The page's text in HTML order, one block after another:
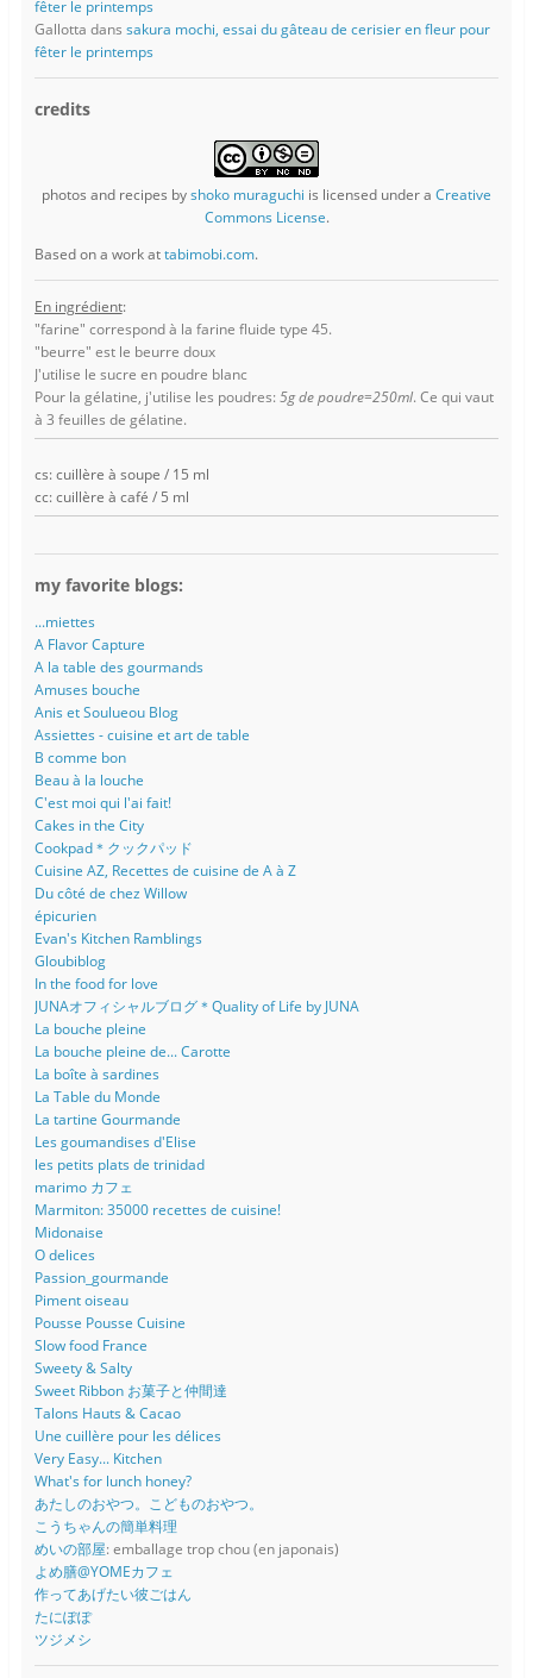
fêter le printemps
Gallotta dans sakura mochi, essai du gâteau de cerisier en fleur pour
fêter le printemps
credits
photos and recipes byshoko muraguchi is licensed under a Creative
Commons License.
Based on a work attabimobi.com.
En ingrédient:
"farine" correspond à la farine fluide type 45.
"beurre" est le beurre doux
J'utilise le sucre en poudre blanc
Pour la gélatine, j'utilise les poudres: 5g de poudre=250ml. Ce qui vaut
à 3 feuilles de gélatine.
cs: cuillère à soupe / 15 ml
cc: cuillère à café / 5 ml
my favorite blogs:
...miettes
A Flavor Capture
A la table des gourmands
Amuses bouche
Anis et Soulueou Blog
Assiettes - cuisine et art de table
B comme bon
Beau à la louche
C'est moi qui l'ai fait!
Cakes in the City
Cookpad＊クックパッド
Cuisine AZ, Recettes de cuisine de A à Z
Du côté de chez Willow
épicurien
Evan's Kitchen Ramblings
Gloubiblog
In the food for love
JUNAオフィシャルブログ＊Quality of Life by JUNA
La bouche pleine
La bouche pleine de... Carotte
La boîte à sardines
La Table du Monde
La tartine Gourmande
Les goumandises d'Elise
les petits plats de trinidad
marimo カフェ
Marmiton: 35000 recettes de cuisine!
Midonaise
O delices
Passion_gourmande
Piment oiseau
Pousse Pousse Cuisine
Slow food France
Sweety & Salty
Sweet Ribbon お菓子と仲間達
Talons Hauts & Cacao
Une cuillère pour les délices
Very Easy... Kitchen
What's for lunch honey?
あたしのおやつ。こどものおやつ。
こうちゃんの簡単料理
めいの部屋: emballage trop chou (en japonais)
よめ膳@YOMEカフェ
作ってあげたい彼ごはん
たにぽぽ
ツジメシ